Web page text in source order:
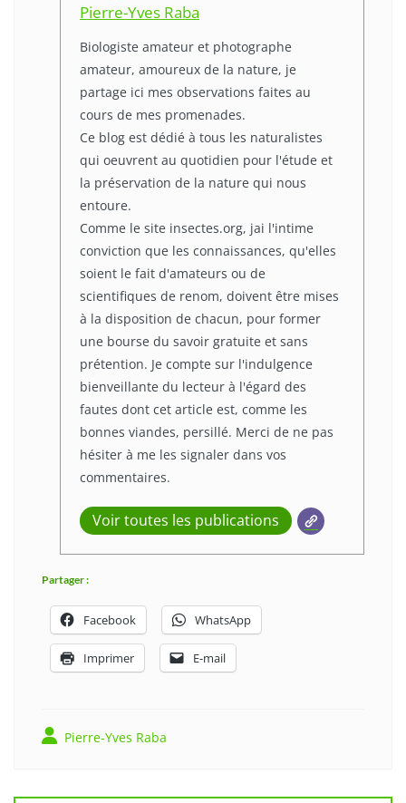
Pierre-Yves Raba
Biologiste amateur et photographe
amateur, amoureux de la nature, je
partage ici mes observations faites au
cours de mes promenades.
Ce blog est dédié à tous les naturalistes
qui oeuvrent au quotidien pour l'étude et
la préservation de la nature qui nous
entoure.
Comme le site insectes.org, jai l'intime
conviction que les connaissances, qu'elles
soient le fait d'amateurs ou de
scientifiques de renom, doivent être mises
à la disposition de chacun, pour former
une bourse du savoir gratuite et sans
prétention. Je compte sur l'indulgence
bienveillante du lecteur à l'égard des
fautes dont cet article est, comme les
bonnes viandes, persillé. Merci de ne pas
hésiter à me les signaler dans vos
commentaires.
Voir toutes les publications
Partager :
Facebook WhatsApp
Imprimer E-mail
Pierre-Yves Raba